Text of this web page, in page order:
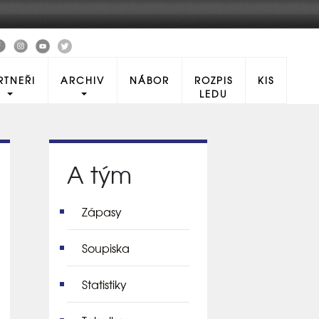
ARCHIV NÁBOR
ROZPIS
LEDU
KIS
A tým
Zápasy
Soupiska
Statistiky